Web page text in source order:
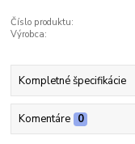
Číslo produktu:
Výrobca:
Kompletné špecifikácie
Komentáre 0